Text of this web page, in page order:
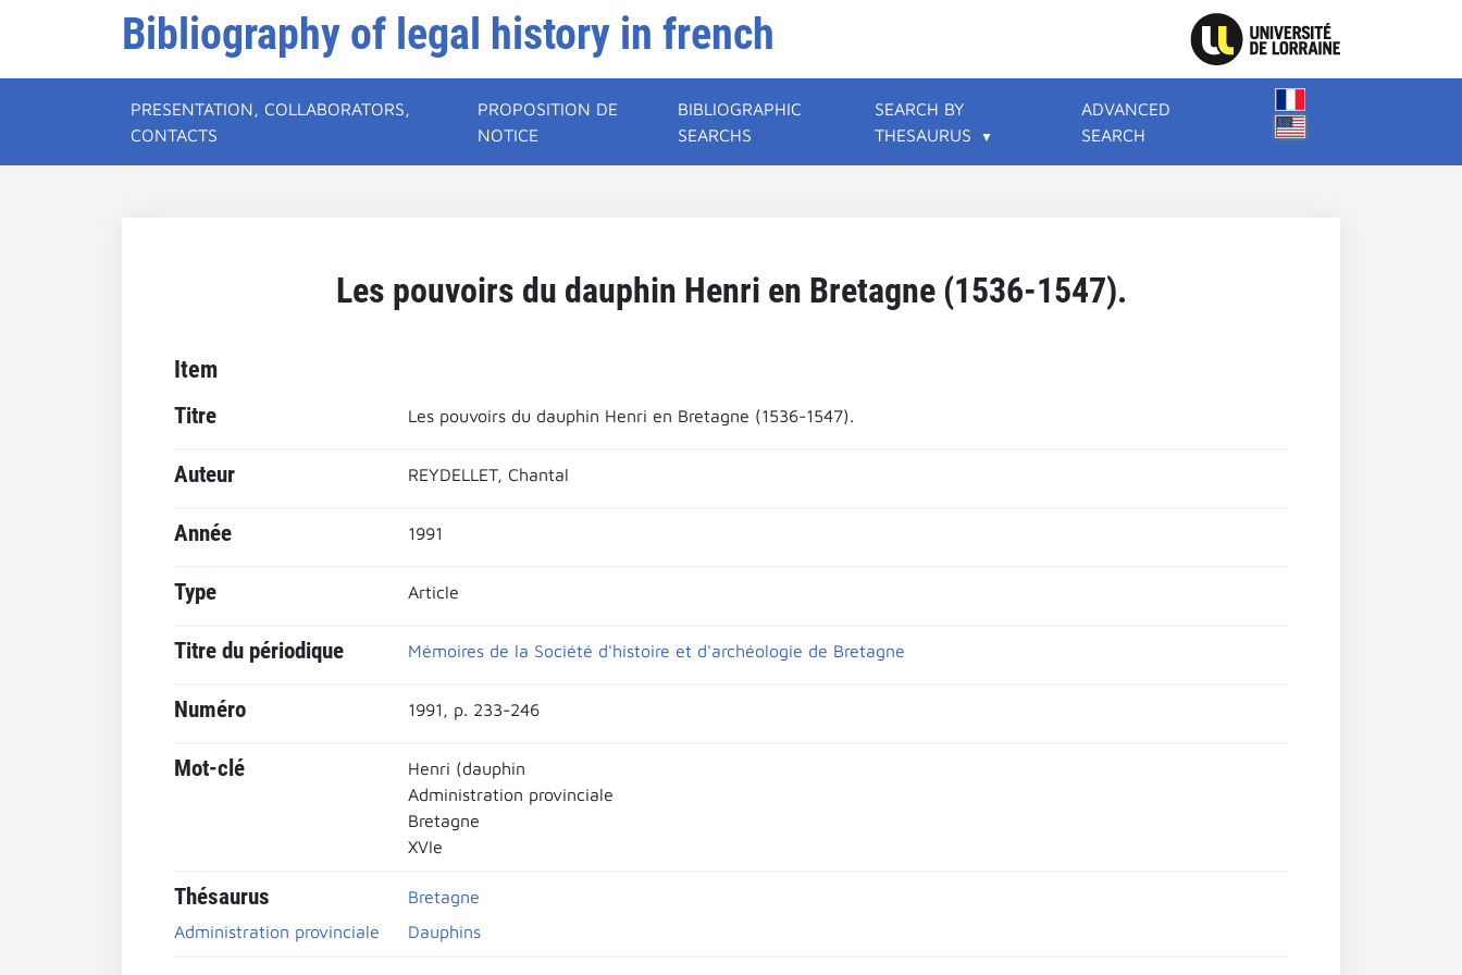
Bibliography of legal history in french
PRESENTATION, COLLABORATORS,
CONTACTS
PROPOSITION DE
NOTICE
BIBLIOGRAPHIC
SEARCHS
SEARCH BY
THESAURUS
ADVANCED
SEARCH
Les pouvoirs du dauphin Henri en Bretagne (1536-1547).
Item
Titre Les pouvoirs du dauphin Henri en Bretagne (1536-1547).
Auteur REYDELLET, Chantal
Année 1991
Type Article
Titre du périodique Mémoires de la Société d'histoire et d'archéologie de Bretagne
Numéro 1991, p. 233-246
Mot-clé
Henri (dauphin
Administration provinciale
Bretagne
XVIe
Thésaurus
Bretagne
Administration provinciale
Dauphins